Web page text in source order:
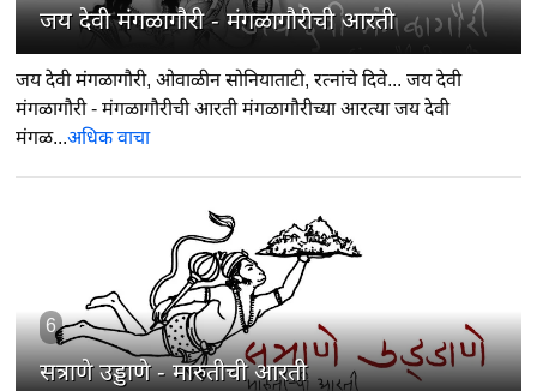
जय देवी मंगळागौरी - मंगळागौरीची आरती
जय देवी मंगळागौरी, ओवाळीन सोनियाताटी, रत्नांचे दिवे... जय देवी
मंगळागौरी - मंगळागौरीची आरती मंगळागौरीच्या आरत्या जय देवी
मंगळ...अधिक वाचा
6
सत्राणे उड्डाणे - मारुतीची आरती